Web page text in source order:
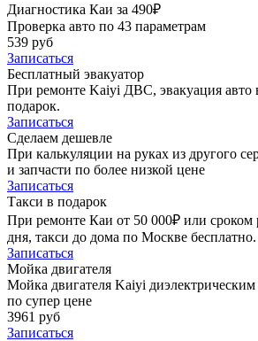
Диагностика Каи за 490₽
Проверка авто по 43 параметрам
539 руб
Записаться
Бесплатный эвакуатор
При ремонте Kaiyi ДВС, эвакуация
подарок.
Записаться
Сделаем дешевле
При калькуляции на руках из другого
и запчасти по более низкой цене
Записаться
Такси в подарок
При ремонте Каи от 50 000₽ или сроком
дня, такси до дома по Москве бесплатно.
Записаться
Мойка двигателя
Мойка двигателя Kaiyi диэлектрическим
по супер цене
3961 руб
Записаться